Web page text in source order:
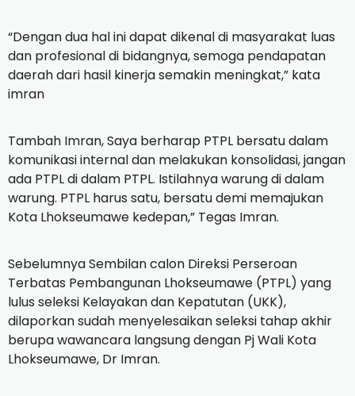
“Dengan dua hal ini dapat dikenal di masyarakat luas
dan profesional di bidangnya, semoga pendapatan
daerah dari hasil kinerja semakin meningkat,” kata
imran
Tambah Imran, Saya berharap PTPL bersatu dalam
komunikasi internal dan melakukan konsolidasi, jangan
ada PTPL di dalam PTPL. Istilahnya warung di dalam
warung. PTPL harus satu, bersatu demi memajukan
Kota Lhokseumawe kedepan,” Tegas Imran.
Sebelumnya Sembilan calon Direksi Perseroan
Terbatas Pembangunan Lhokseumawe (PTPL) yang
lulus seleksi Kelayakan dan Kepatutan (UKK),
dilaporkan sudah menyelesaikan seleksi tahap akhir
berupa wawancara langsung dengan Pj Wali Kota
Lhokseumawe, Dr Imran.